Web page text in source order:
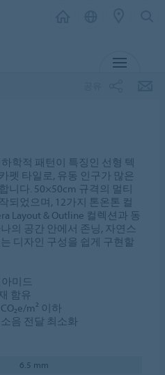
학적 패턴이 특징인 선형 텍
펫 타일로, 유동 인구가 많은
니다. 50×50cm 규격의 멀티
되었으며, 12가지 톤온톤 컬
Layout & Outline 컬렉션과 동
의 공간 안에서 존닝, 자연스
디자인 구성을 쉽게 구현할
미드
함유
m² 이하
음 전달 최소화
6.5 mm